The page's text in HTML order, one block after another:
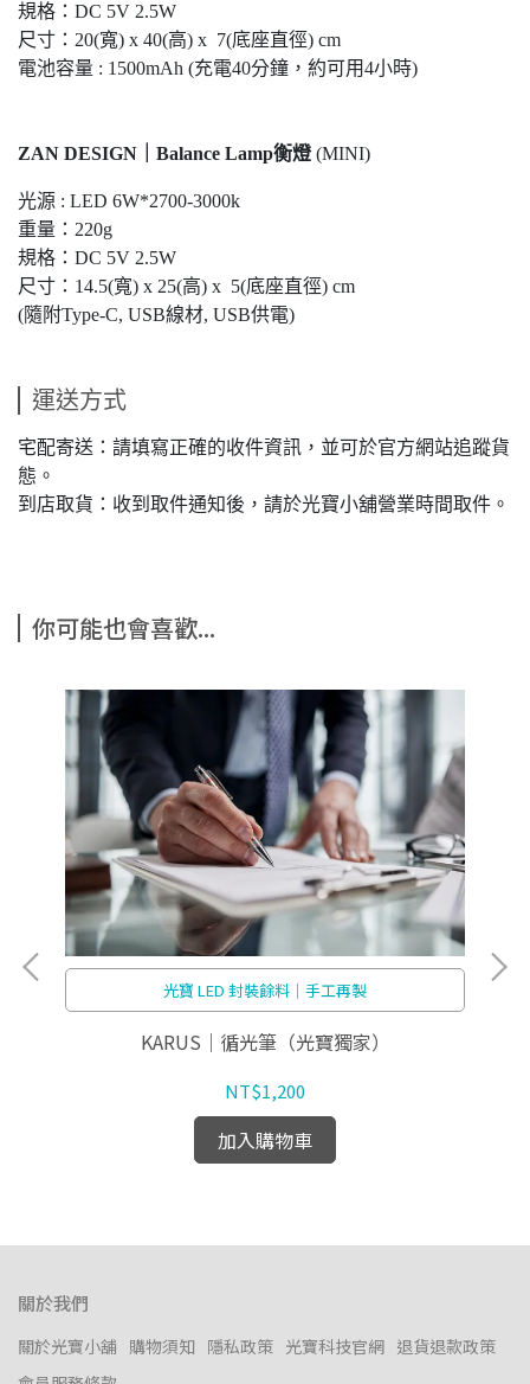
規格：DC 5V 2.5W
尺寸：20(寬) x 40(高) x 7(底座直徑) cm
電池容量 : 1500mAh (充電40分鐘，約可用4小時)
ZAN DESIGN｜Balance Lamp衡燈(MINI)
光源 : LED 6W*2700-3000k
重量：220g
規格：DC 5V 2.5W
尺寸：14.5(寬) x 25(高) x 5(底座直徑) cm
(隨附Type-C, USB線材, USB供電)
運送方式
宅配寄送：請填寫正確的收件資訊，並可於官方網站追蹤貨
態。
到店取貨：收到取件通知後，請於光寶小舖營業時間取件。
你可能也會喜歡...
光寶 LED 封裝餘料｜手工再製
KARUS｜循光筆（光寶獨家）
NT$1,200
加入購物車
關於我們
關於光寶小舖 購物須知 隱私政策 光寶科技官網 退貨退款政策